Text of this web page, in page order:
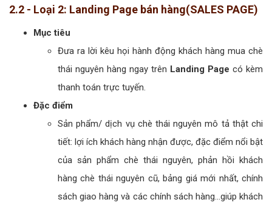
2.2 - Loại 2: Landing Page bán hàng(SALES PAGE)
Mục tiêu
Đưa ra lời kêu họi hành động khách hàng mua chè
thái nguyên hàng ngay trên Landing Page có kèm
thanh toán trực tuyến.
Đặc điểm
Sản phẩm/ dịch vụ chè thái nguyên mô tả thật chi
tiết: lợi ích khách hàng nhận được, đặc điểm nổi bật
của sản phẩm chè thái nguyên, phản hồi khách
hàng chè thái nguyên cũ, bảng giá mới nhất, chính
sách giao hàng và các chính sách hàng...giúp khách